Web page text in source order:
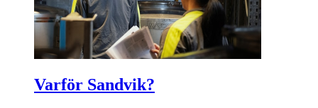
Varför Sandvik?